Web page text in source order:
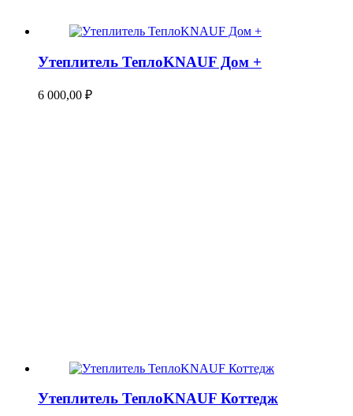
Утеплитель ТеплоKNAUF Дом +
6 000,00 ₽
Утеплитель ТеплоKNAUF Коттедж